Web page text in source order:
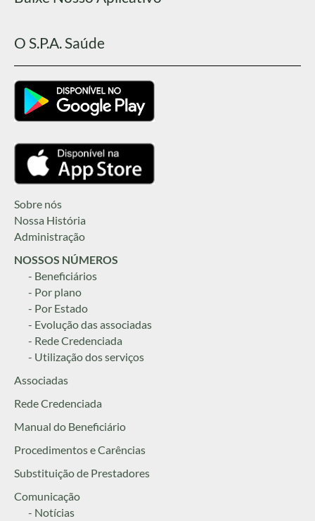
O S.P.A. Saúde
Sobre nós
Nossa História
Administração
NOSSOS NÚMEROS
- Beneficiários
- Por plano
- Por Estado
- Evolução das associadas
- Rede Credenciada
- Utilização dos serviços
Associadas
Rede Credenciada
Manual do Beneficiário
Procedimentos e Carências
Substituição de Prestadores
Comunicação
- Notícias